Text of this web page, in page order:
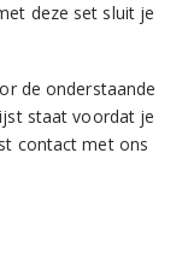
deze set sluit je
de onderstaande
staat voordat je
contact met ons